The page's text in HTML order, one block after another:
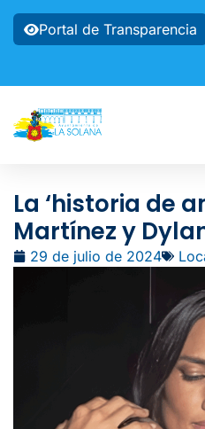
Portal de Transparencia
La ‘historia de
Martínez y
29 de julio de 2024